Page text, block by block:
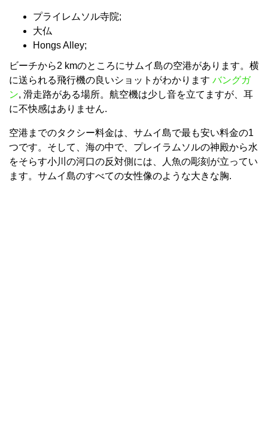
プライレムソル寺院;
大仏
Hongs Alley;
ビーチから2 kmのところにサムイ島の空港があります。横
に送られる飛行機の良いショットがわかります バングガ
ン, 滑走路がある場所。航空機は少し音を立てますが、耳
に不快感はありません.
空港までのタクシー料金は、サムイ島で最も安い料金の1
つです。そして、海の中で、プレイラムソルの神殿から水
をそらす小川の河口の反対側には、人魚の彫刻が立ってい
ます。サムイ島のすべての女性像のような大きな胸.